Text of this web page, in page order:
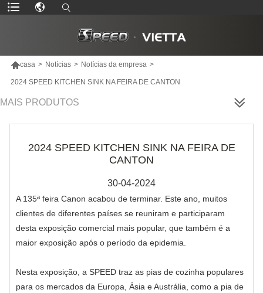
casa > Notícias > Notícias da empresa >
2024 SPEED KITCHEN SINK NA FEIRA DE CANTON
MAIS PRODUTOS
2024 SPEED KITCHEN SINK NA FEIRA DE
CANTON
30-04-2024
A 135ª feira Canon acabou de terminar. Este ano, muitos
clientes de diferentes países se reuniram e participaram
desta exposição comercial mais popular, que também é a
maior exposição após o período da epidemia.
Nesta exposição, a SPEED traz as pias de cozinha populares
para os mercados da Europa, Ásia e Austrália, como a pia de